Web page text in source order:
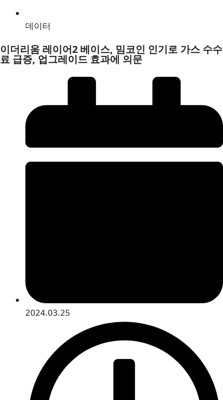
데이터
이더리움 레이어2 베이스, 밈코인 인기로 가스 수수
료 급증, 업그레이드 효과에 의문
2024.03.25